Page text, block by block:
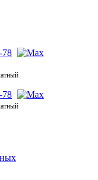
78
78